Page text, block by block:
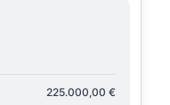
225.000,00 €